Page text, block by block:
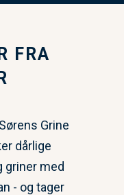
FRA
Grine
dårlige
griner med
- og tager